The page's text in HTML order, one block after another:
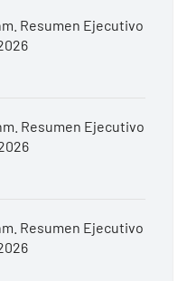
Resumen Ejecutivo
Resumen Ejecutivo
Resumen Ejecutivo